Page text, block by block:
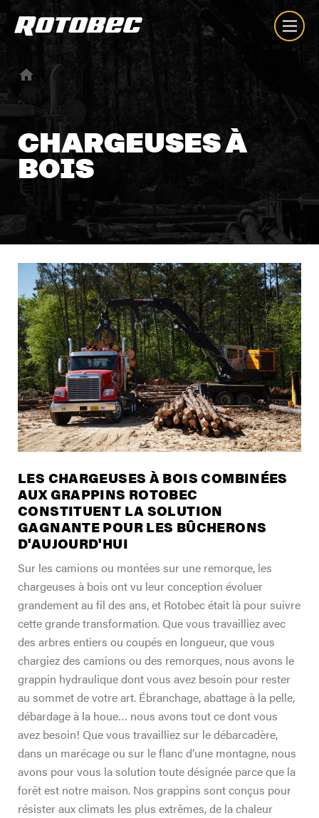
TROUVER UN DISTRIBUTEUR
À propos
Blogue
Carrières
Support
Contactez-nous
CHARGEUSESÀ
BOIS
LES CHARGEUSES À BOIS COMBINÉES
AUX GRAPPINS ROTOBEC
CONSTITUENT LA SOLUTION
GAGNANTE POUR LES BÛCHERONS
D'AUJOURD'HUI
Sur les camions ou montées sur une remorque, les
chargeuses à bois ont vu leur conception évoluer
grandement au fil des ans, et Rotobec était là pour suivre
cette grande transformation. Que vous travailliez avec
des arbres entiers ou coupés en longueur, que vous
chargiez des camions ou des remorques, nous avons le
grappin hydraulique dont vous avez besoin pour rester
au sommet de votre art. Ébranchage, abattage à la pelle,
débardage à la houe… nous avons tout ce dont vous
avez besoin! Que vous travailliez sur le débarcadère,
dans un marécage ou sur le flanc d’une montagne, nous
avons pour vous la solution toute désignée parce que la
forêt est notre maison. Nos grappins sont conçus pour
résister aux climats les plus extrêmes, de la chaleur